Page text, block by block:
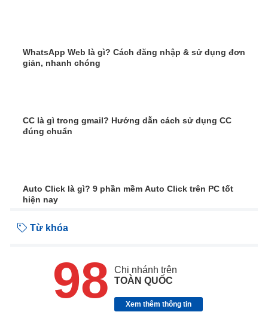
WhatsApp Web là gì? Cách đăng nhập & sử dụng đơn
giản, nhanh chóng
CC là gì trong gmail? Hướng dẫn cách sử dụng CC
đúng chuẩn
Auto Click là gì? 9 phần mềm Auto Click trên PC tốt
hiện nay
Từ khóa
98
Chi nhánh trên
TOÀN QUỐC
Xem thêm thông tin